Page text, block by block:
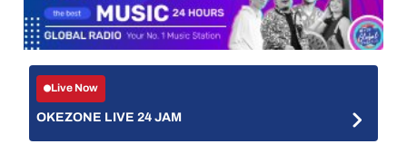
Live Now
OKEZONE LIVE 24 JAM